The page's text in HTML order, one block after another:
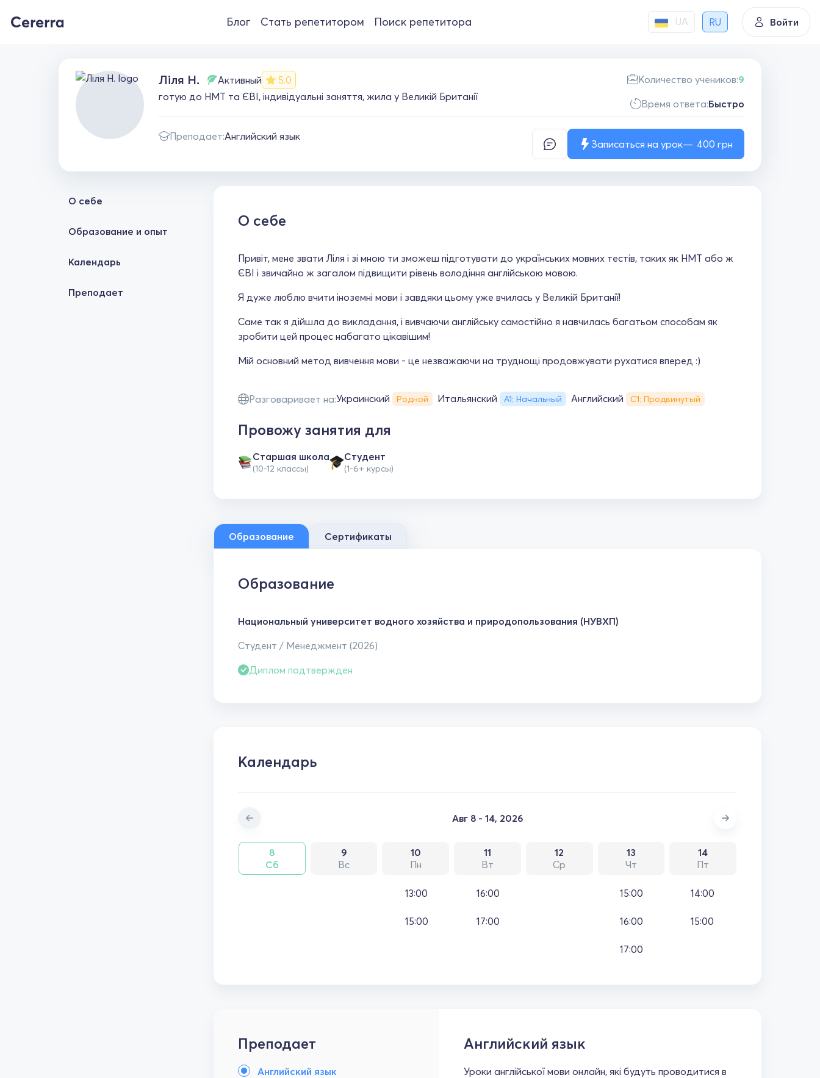
Блог Стать репетитором Поиск репетитора UA RU Войти
Ліля Н. Активный
5.0
готую до НМТ та ЄВІ, індивідуальні заняття, жила у Великій Британії
Преподает:Английский язык
Количество учеников:9
Время ответа:Быстро
Записаться на урок 400 грн
О себе
Образование и опыт
Календарь
Преподает
О себе
Привіт, мене звати Ліля і зі мною ти зможеш підготувати до українських мовних тестів, таких як НМТ або ж
ЄВІ і звичайно ж загалом підвищити рівень володіння англійською мовою.
Я дуже люблю вчити іноземні мови і завдяки цьому уже вчилась у Великій Британії!
Саме так я дійшла до викладання, і вивчаючи англійську самостійно я навчилась багатьом способам як
зробити цей процес набагато цікавішим!
Мій основний метод вивчення мови - це незважаючи на труднощі продовжувати рухатися вперед :)
Разговаривает на:Украинский Родной Итальянский А1: Начальный Английский С1: Продвинутый
Провожу занятия для
Cтаршая школа
(10-12 классы)
Студент
(1-6+ курсы)
Образование Сертификаты
Образование
Национальный университет водного хозяйства и природопользования (НУВХП)
Студент / Менеджмент (2026)
Диплом подтвержден
Календарь
Авг 8 - 14, 2026
8
Сб
9
Вс
10
Пн
11
Вт
12
Ср
13
Чт
14
Пт
13:00
15:00
16:00
17:00
15:00
16:00
17:00
14:00
15:00
Преподает
Английский язык
Английский язык
Уроки англійської мови онлайн, які будуть проводитися в